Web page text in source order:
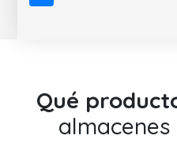
Qué